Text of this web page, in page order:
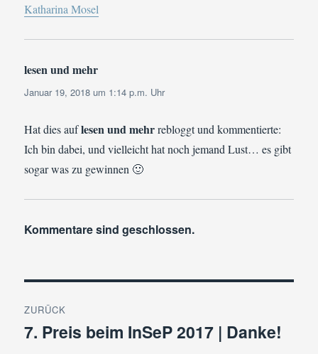
Katharina Mosel
lesen und mehr
Januar 19, 2018 um 1:14 p.m. Uhr
Hat dies auflesen und mehrrebloggt und kommentierte:
Ich bin dabei, und vielleicht hat noch jemand Lust… es gibt
sogar was zu gewinnen 🙂
Kommentare sind geschlossen.
ZURÜCK
Vorheriger
7. Preis beim InSeP 2017 | Danke!